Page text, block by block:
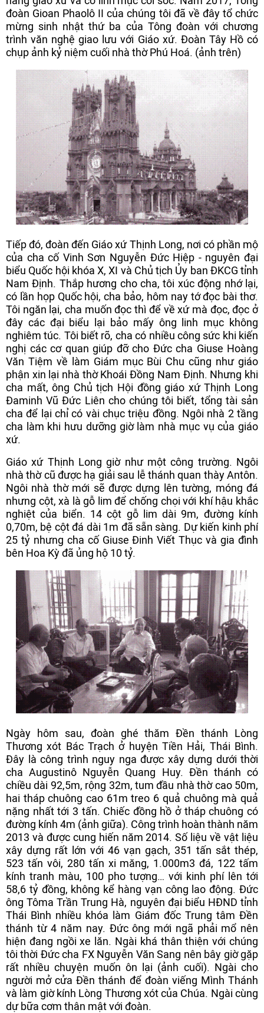
đoàn Gioan Phaolô II của chúng tôi đã về đây tổ chức
mừng sinh nhật thứ ba của Tông đoàn với chương
trình văn nghệ giao lưu với Giáo xứ. Đoàn Tây Hồ có
chụp ảnh kỷ niệm cuối nhà thờ Phú Hoá. (ảnh trên)
Tiếp đó, đoàn đến Giáo xứ Thịnh Long, nơi có phần mộ
của cha cố Vinh Sơn Nguyễn Đức Hiệp - nguyên đại
biểu Quốc hội khóa X, XI và Chủ tịch Ủy ban ĐKCG tỉnh
Nam Định. Thắp hương cho cha, tôi xúc động nhớ lại,
có lần họp Quốc hội, cha bảo, hôm nay tớ đọc bài thơ.
Tôi ngăn lại, cha muốn đọc thì để về xứ mà đọc, đọc ở
đây các đại biểu lại bảo mấy ông linh mục không
nghiêm túc. Tôi biết rõ, cha có nhiều công sức khi kiến
nghị các cơ quan giúp đỡ cho Đức cha Giuse Hoàng
Văn Tiệm về làm Giám mục Bùi Chu cũng như giáo
phận xin lại nhà thờ Khoái Đồng Nam Định. Nhưng khi
cha mất, ông Chủ tịch Hội đồng giáo xứ Thịnh Long
Đaminh Vũ Đức Liên cho chúng tôi biết, tổng tài sản
cha để lại chỉ có vài chục triệu đồng. Ngôi nhà 2 tầng
cha làm khi hưu dưỡng giờ làm nhà mục vụ của giáo
xứ.
Giáo xứ Thịnh Long giờ như một công trường. Ngôi
nhà thờ cũ được hạ giải sau lễ thánh quan thày Antôn.
Ngôi nhà thờ mới sẽ được dựng lên tường, móng đá
nhưng cột, xà là gỗ lim để chống chọi với khí hậu khắc
nghiệt của biển. 14 cột gỗ lim dài 9m, đường kính
0,70m, bệ cột đá dài 1m đã sẵn sàng. Dự kiến kinh phí
25 tỷ nhưng cha cố Giuse Đinh Viết Thục và gia đình
bên Hoa Kỳ đã ủng hộ 10 tỷ.
Ngày hôm sau, đoàn ghé thăm Đền thánh Lòng
Thương xót Bác Trạch ở huyện Tiền Hải, Thái Bình.
Đây là công trình nguy nga được xây dựng dưới thời
cha Augustinô Nguyễn Quang Huy. Đền thánh có
chiều dài 92,5m, rộng 32m, tum đầu nhà thờ cao 50m,
hai tháp chuông cao 61m treo 6 quả chuông mà quả
nặng nhất tới 3 tấn. Chiếc đồng hồ ở tháp chuông có
đường kính 4m (ảnh giữa). Công trình hoàn thành năm
2013 và được cung hiến năm 2014. Số liệu về vật liệu
xây dựng rất lớn với 46 vạn gạch, 351 tấn sắt thép,
523 tấn vôi, 280 tấn xi măng, 1.000m3 đá, 122 tấm
kính tranh màu, 100 pho tượng… với kinh phí lên tới
58,6 tỷ đồng, không kể hàng vạn công lao động. Đức
ông Tôma Trần Trung Hà, nguyên đại biểu HĐND tỉnh
Thái Bình nhiều khóa làm Giám đốc Trung tâm Đền
thánh từ 4 năm nay. Đức ông mới ngã phải mổ nên
hiện đang ngồi xe lăn. Ngài khá thân thiện với chúng
tôi thời Đức cha FX Nguyễn Văn Sang nên bây giờ gặp
rất nhiều chuyện muốn ôn lại (ảnh cuối). Ngài cho
người mở cửa Đền thánh để đoàn viếng Mình Thánh
và làm giờ kính Lòng Thương xót của Chúa. Ngài cùng
dự bữa cơm thân mật với đoàn.